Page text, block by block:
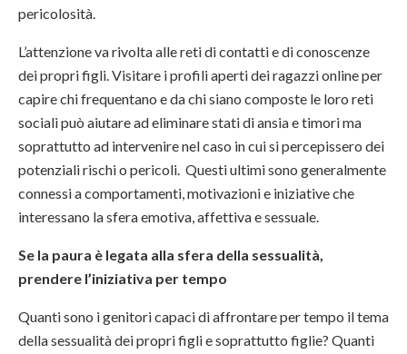
pericolosità.
L’attenzione va rivolta alle reti di contatti e di conoscenze
dei propri figli. Visitare i profili aperti dei ragazzi online per
capire chi frequentano e da chi siano composte le loro reti
sociali può aiutare ad eliminare stati di ansia e timori ma
soprattutto ad intervenire nel caso in cui si percepissero dei
potenziali rischi o pericoli. Questi ultimi sono generalmente
connessi a comportamenti, motivazioni e iniziative che
interessano la sfera emotiva, affettiva e sessuale.
Se la paura è legata alla sfera della sessualità,
prendere l’iniziativa per tempo
Quanti sono i genitori capaci di affrontare per tempo il tema
della sessualità dei propri figli e soprattutto figlie? Quanti